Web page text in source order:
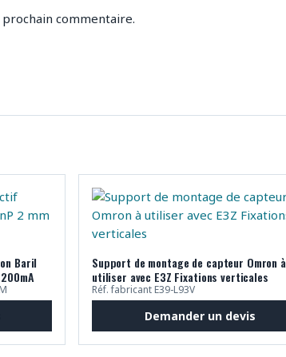
commentaire.
Baril
Support de montage de capteur Omron à
utiliser avec E3Z Fixations verticales
Réf. fabricant E39-L93V
Demander un devis